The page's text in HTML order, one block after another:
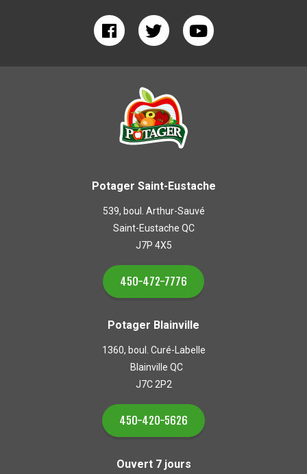
Potager Saint-Eustache
539, boul. Arthur-Sauvé
Saint-Eustache QC
J7P 4X5
450-472-7776
Potager Blainville
1360, boul. Curé-Labelle
Blainville QC
J7C 2P2
450-420-5626
Ouvert 7 jours